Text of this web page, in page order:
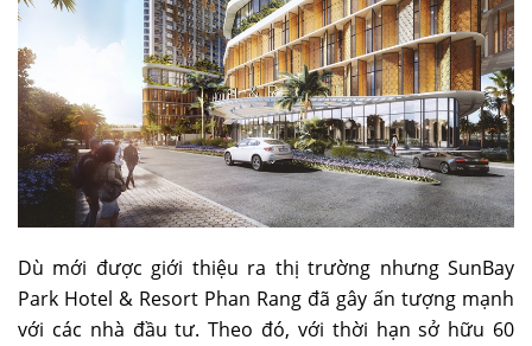
Dù mới được giới thiệu ra thị trường nhưng SunBay
Park Hotel & Resort Phan Rang đã gây ấn tượng mạnh
với các nhà đầu tư. Theo đó, với thời hạn sở hữu 60